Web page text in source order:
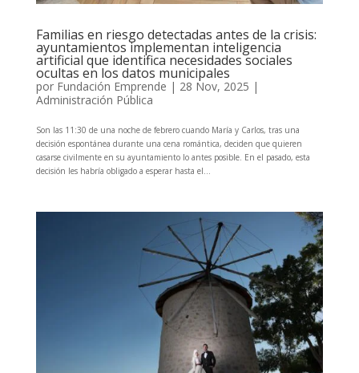
Familias en riesgo detectadas antes de la crisis:
ayuntamientos implementan inteligencia
artificial que identifica necesidades sociales
ocultas en los datos municipales
por Fundación Emprende | 28 Nov, 2025 |
Administración Pública
Son las 11:30 de una noche de febrero cuando María y Carlos, tras una
decisión espontánea durante una cena romántica, deciden que quieren
casarse civilmente en su ayuntamiento lo antes posible. En el pasado, esta
decisión les habría obligado a esperar hasta el...